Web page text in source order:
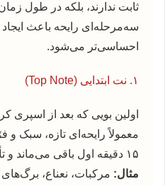
ثابت ندارند، بلکه در طول
سه‌مرحله‌ای رایحه باعث
احساسی‌تر می‌شود.
۱. نت ابتدایی (Top Note)
اولین بویی که بعد از
۱۵ دقیقه اول باقی می‌ماند و تأثیر اولیه عطر را می‌سازد.
مثال: مرکبات، نعناع،